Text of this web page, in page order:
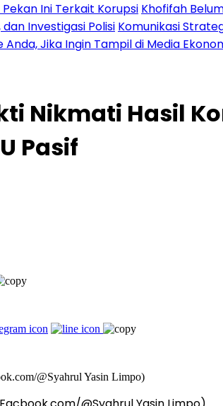
Ini Terkait Korupsi Khofifah
Investigasi Polisi Komunikasi
Jika Ingin Tampil di Media
Nikmati Hasil
Pasif